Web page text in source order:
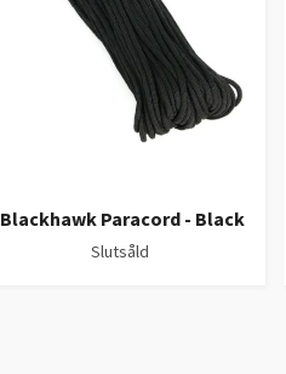
Blackhawk Paracord - Black
Slutsåld